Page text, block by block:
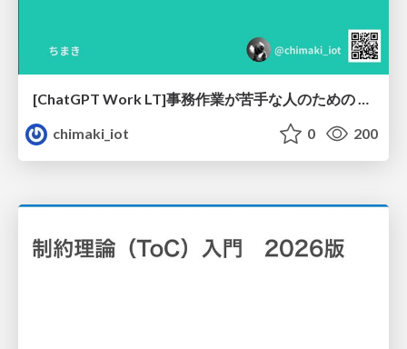
[ChatGPT Work LT]事務作業が苦手な人のための バックオフィスの「半」自動化
chimaki_iot
0 200